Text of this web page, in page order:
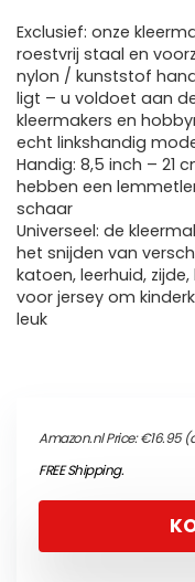
Exclusief: onze
roestvrij staal en
nylon / kunststof
ligt – u voldoet aan
kleermakers en
echt linkshandig
Handig: 8,5 inch – 21
hebben een
schaar
Universeel: de
het snijden van
katoen, leerhuid,
voor jersey om
leuk
Amazon.nl Price:€16.95
FREE Shipping.